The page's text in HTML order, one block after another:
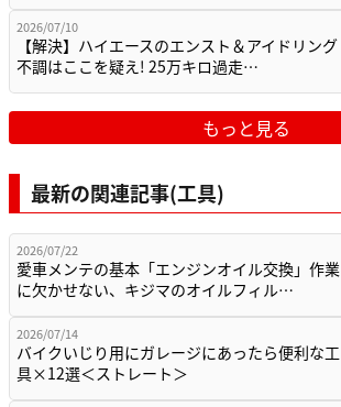
2026/07/10
【解決】ハイエースのエンスト＆アイドリング
不調はここを疑え! 25万キロ過走…
もっと見る
最新の関連記事(工具)
2026/07/22
愛車メンテの基本「エンジンオイル交換」作業
に欠かせない、キジマのオイルフィル…
2026/07/14
バイクいじり用にガレージにあったら便利な工
具×12選＜ストレート＞